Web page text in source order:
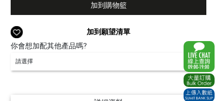
加到購物籃
加到願望清單
你會想加配其他產品嗎?
請選擇